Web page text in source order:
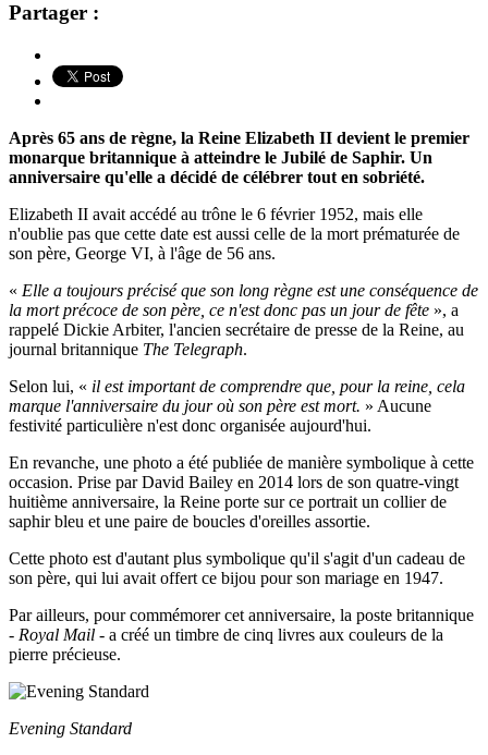
Partager :
Après 65 ans de règne, la Reine Elizabeth II devient le premier
monarque britannique à atteindre le Jubilé de Saphir. Un
anniversaire qu'elle a décidé de célébrer tout en sobriété.
Elizabeth II avait accédé au trône le 6 février 1952, mais elle
n'oublie pas que cette date est aussi celle de la mort prématurée de
son père, George VI, à l'âge de 56 ans.
« Elle a toujours précisé que son long règne est une conséquence de
la mort précoce de son père, ce n'est donc pas un jour de fête », a
rappelé Dickie Arbiter, l'ancien secrétaire de presse de la Reine, au
journal britannique The Telegraph.
Selon lui, « il est important de comprendre que, pour la reine, cela
marque l'anniversaire du jour où son père est mort. » Aucune
festivité particulière n'est donc organisée aujourd'hui.
En revanche, une photo a été publiée de manière symbolique à cette
occasion. Prise par David Bailey en 2014 lors de son quatre-vingt
huitième anniversaire, la Reine porte sur ce portrait un collier de
saphir bleu et une paire de boucles d'oreilles assortie.
Cette photo est d'autant plus symbolique qu'il s'agit d'un cadeau de
son père, qui lui avait offert ce bijou pour son mariage en 1947.
Par ailleurs, pour commémorer cet anniversaire, la poste britannique
- Royal Mail - a créé un timbre de cinq livres aux couleurs de la
pierre précieuse.
Evening Standard